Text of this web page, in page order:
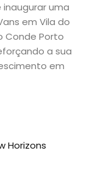
uma
em Vila do
Conde Porto
a sua
em